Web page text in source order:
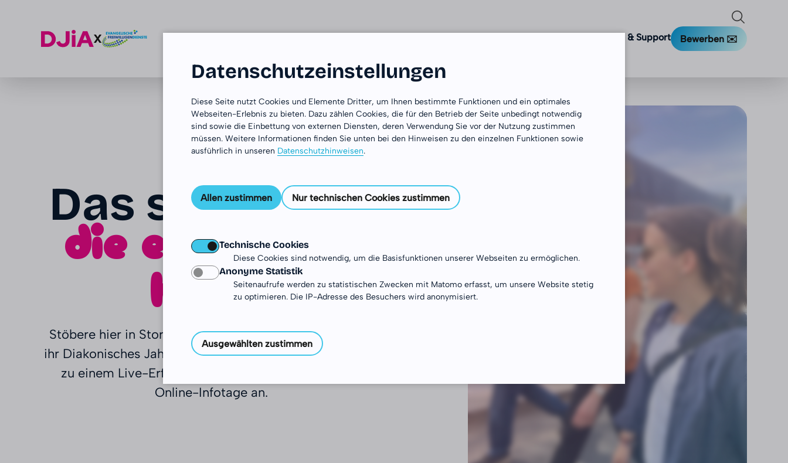
FAQ & Support Bewerben ✉️️
Das sagen die,
die es gewagt
haben
Stöbere hier in Storys von ehemaligen Freiwilligen über
ihr Diakonisches Jahr im Ausland (DJiA) oder melde dich
zu einem Live-Erfahrungsbericht bei einem unserer
Online-Infotage an.
Datenschutz­einstellungen
Diese Seite nutzt Cookies und Elemente Dritter, um Ihnen bestimmte Funktionen und ein optimales
Webseiten-Erlebnis zu bieten. Dazu zählen Cookies, die für den Betrieb der Seite unbedingt notwendig
sind sowie die Einbettung von externen Diensten, deren Verwendung Sie vor der Nutzung zustimmen
müssen. Weitere Informationen finden Sie unten bei den Hinweisen zu den einzelnen Funktionen sowie
ausführlich in unseren Datenschutzhinweisen.
Allen zustimmen Nur technischen Cookies zustimmen
Technische Cookies
Diese Cookies sind notwendig, um die Basisfunktionen unserer Webseiten zu ermöglichen.
Anonyme Statistik
Seitenaufrufe werden zu statistischen Zwecken mit Matomo erfasst, um unsere Website stetig
zu optimieren. Die IP-Adresse des Besuchers wird anonymisiert.
Ausgewählten zustimmen